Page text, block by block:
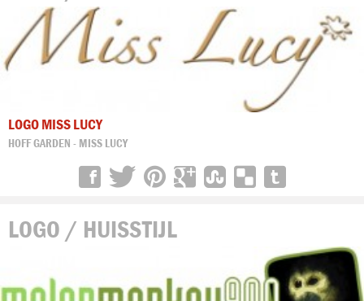
LOGO MISS LUCY
HOFF GARDEN - MISS LUCY
LOGO / HUISSTIJL